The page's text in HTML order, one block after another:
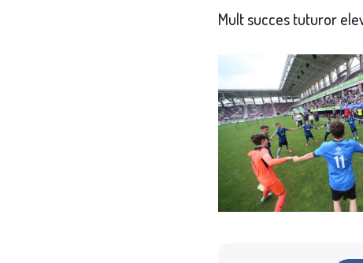
Mult succes tuturor